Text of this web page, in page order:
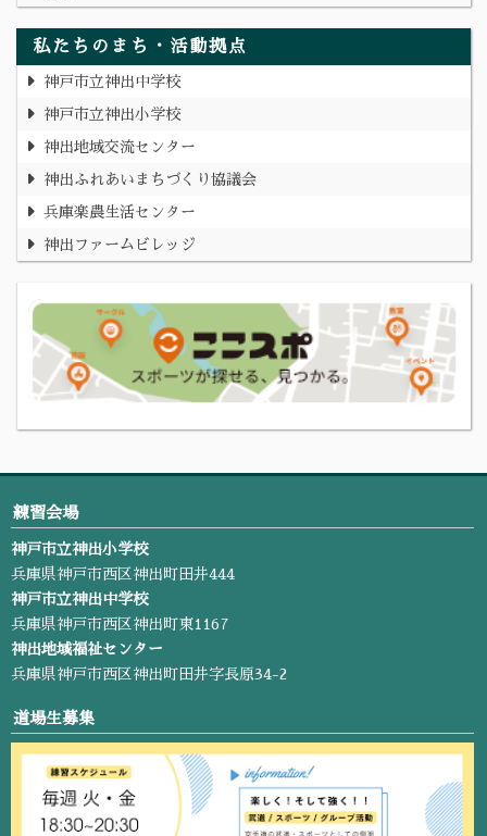
私たちのまち・活動拠点
神戸市立神出中学校
神戸市立神出小学校
神出地域交流センター
神出ふれあいまちづくり協議会
兵庫楽農生活センター
神出ファームビレッジ
練習会場
神戸市立神出小学校
兵庫県神戸市西区神出町田井444
神戸市立神出中学校
兵庫県神戸市西区神出町東1167
神出地域福祉センター
兵庫県神戸市西区神出町田井字長原34-2
道場生募集